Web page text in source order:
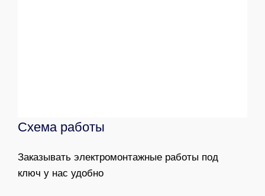
Схема работы
Заказывать электромонтажные работы под
ключ у нас удобно